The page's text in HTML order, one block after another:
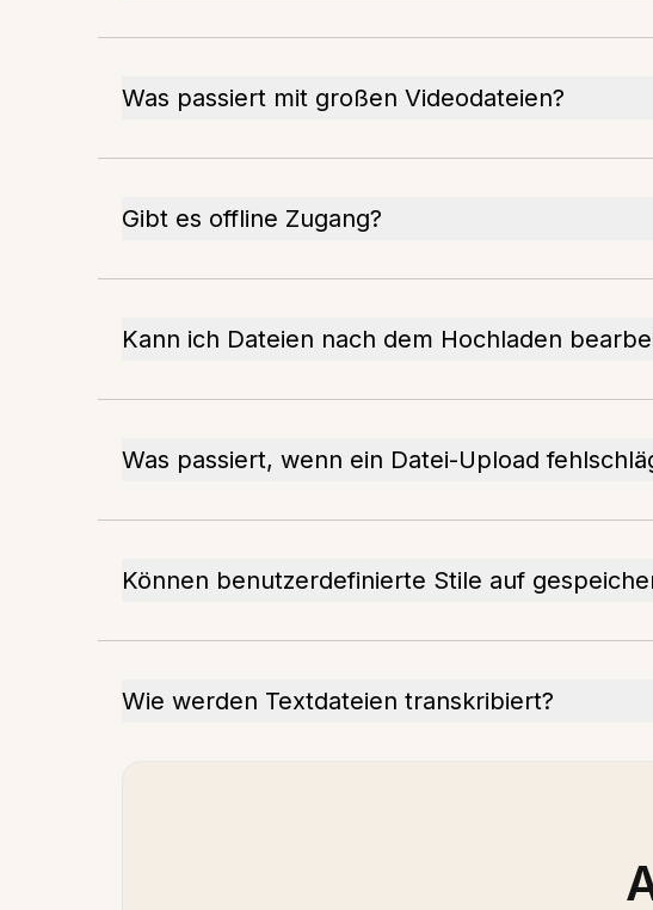
Was passiert mit großen Videodateien?
Gibt es offline Zugang?
Kann ich Dateien nach dem Hochladen
Was passiert, wenn ein Datei-Upload
Können benutzerdefinierte Stile auf
Wie werden Textdateien transkribiert?